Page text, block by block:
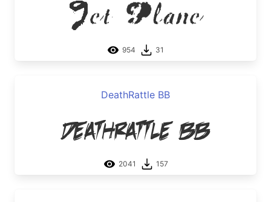
Jet Plane
954 31
DeathRattle BB
DeathRattle BB
2041 157